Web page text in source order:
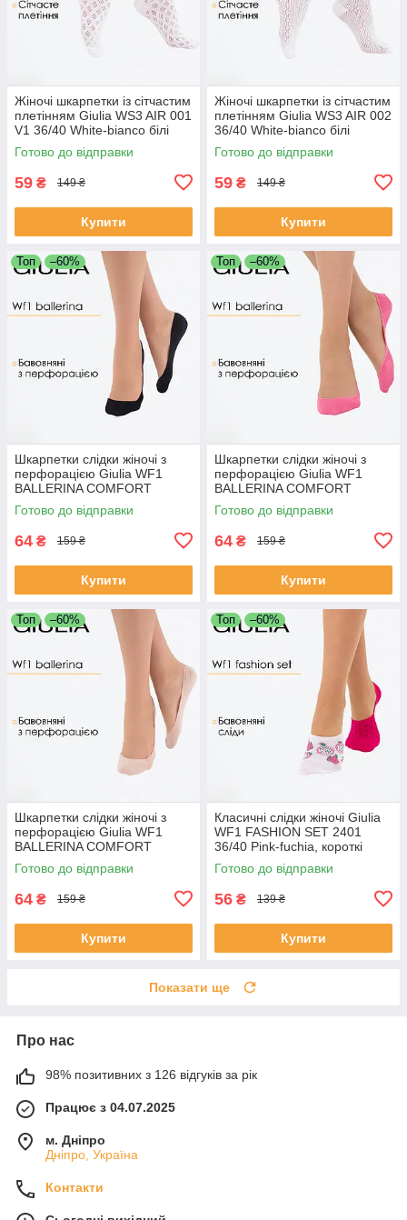
Жіночі шкарпетки із сітчастим
плетінням Giulia WS3 AIR 001
V1 36/40 White-bianco білі
шкарпетки сітка
Готово до відправки
59 ₴ 149 ₴
Купити
Жіночі шкарпетки із сітчастим
плетінням Giulia WS3 AIR 002
36/40 White-bianco білі
шкарпетки сітка
Готово до відправки
59 ₴ 149 ₴
Купити
Топ –60%
Шкарпетки слідки жіночі з
перфорацією Giulia WF1
BALLERINA COMFORT
[WFP/SkR-cl] 36/40 Black-
black, Джулія
Готово до відправки
64 ₴ 159 ₴
Купити
Топ –60%
Шкарпетки слідки жіночі з
перфорацією Giulia WF1
BALLERINA COMFORT
[WFP/SkR-cl] 36/40 Pink-
bubblegum, Джулія
Готово до відправки
64 ₴ 159 ₴
Купити
Топ –60%
Шкарпетки слідки жіночі з
перфорацією Giulia WF1
BALLERINA COMFORT
[WFP/SkR-cl] 36/40 Beige-
nude, Джулія
Готово до відправки
64 ₴ 159 ₴
Купити
Топ –60%
Класичні слідки жіночі Giulia
WF1 FASHION SET 2401
36/40 Pink-fuchia, короткі
шкарпетки
Готово до відправки
56 ₴ 139 ₴
Купити
Показати ще
Про нас
98% позитивних з 126 відгуків за рік
Працює з 04.07.2025
м. Дніпро
Дніпро, Україна
Контакти